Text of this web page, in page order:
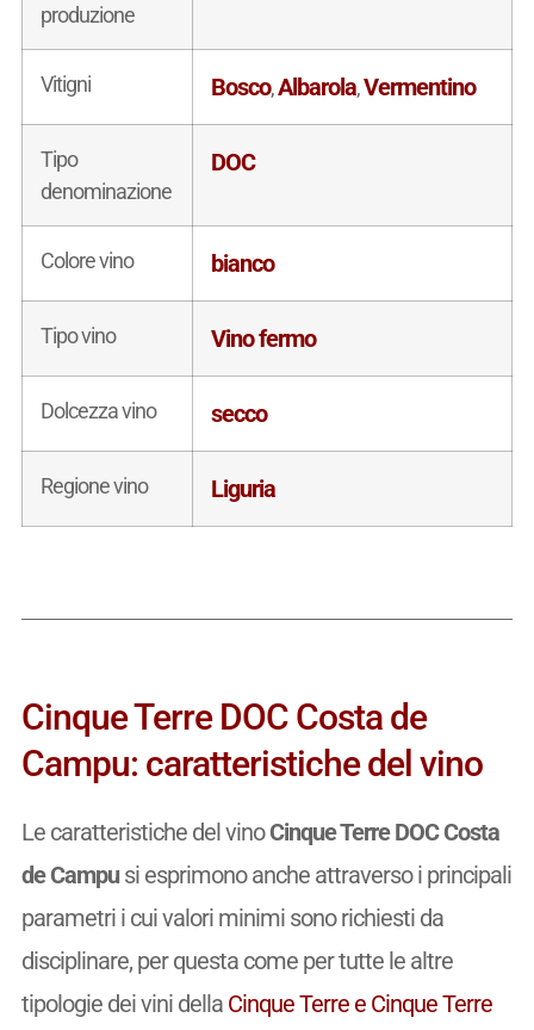
produzione
Vitigni Bosco,Albarola,Vermentino
Tipo
denominazione
DOC
Colore vino bianco
Tipo vino Vino fermo
Dolcezza vino secco
Regione vino Liguria
Cinque Terre DOC Costa de
Campu: caratteristiche del vino
Le caratteristiche del vinoCinque Terre DOC Costa
de Campusi esprimono anche attraverso i principali
parametri i cui valori minimi sono richiesti da
disciplinare, per questa come per tutte le altre
tipologie dei vini della Cinque Terre e Cinque Terre